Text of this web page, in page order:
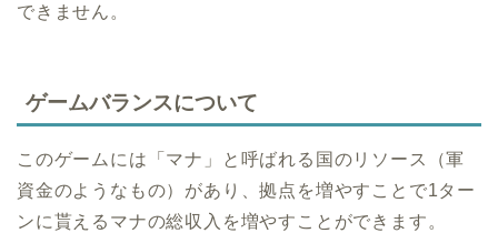
できません。
ゲームバランスについて
このゲームには「マナ」と呼ばれる国のリソース（軍
資金のようなもの）があり、拠点を増やすことで1ター
ンに貰えるマナの総収入を増やすことができます。